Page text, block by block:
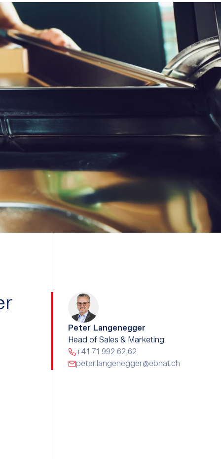
Peter Langenegger
Head of Sales & Marketing
+41 71 992 62 62
peter.langenegger@ebnat.ch